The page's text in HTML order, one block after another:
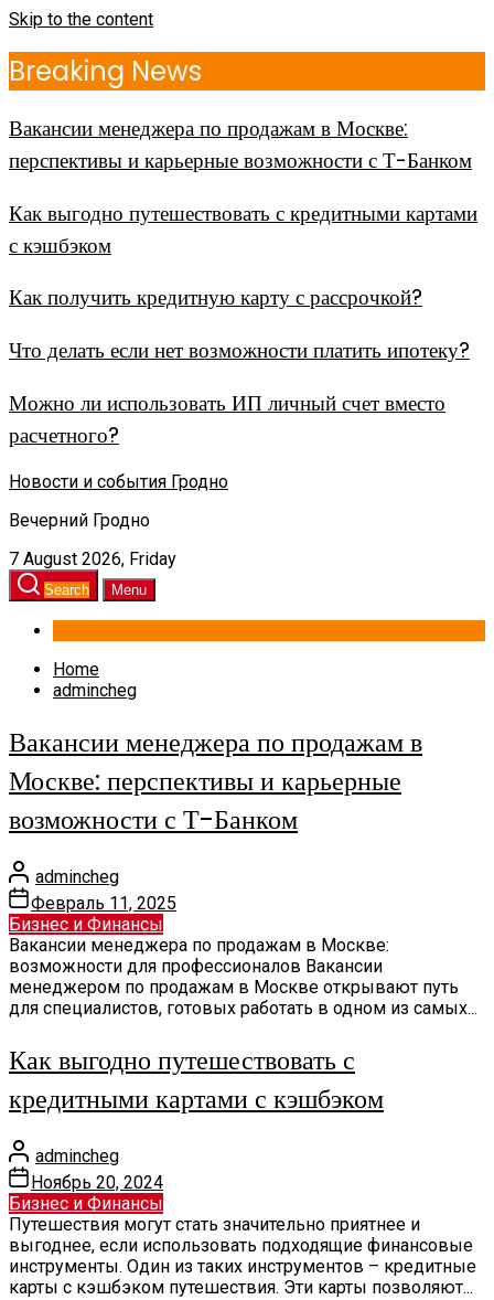
Skip to the content
Breaking News
Вакансии менеджера по продажам в Москве:
перспективы и карьерные возможности с Т-Банком
Как выгодно путешествовать с кредитными картами
с кэшбэком
Как получить кредитную карту с рассрочкой?
Что делать если нет возможности платить ипотеку?
Можно ли использовать ИП личный счет вместо
расчетного?
Новости и события Гродно
Вечерний Гродно
7 August 2026, Friday
Search Menu
Home
admincheg
Вакансии менеджера по продажам в
Москве: перспективы и карьерные
возможности с Т-Банком
admincheg
Февраль 11, 2025
Бизнес и Финансы
Вакансии менеджера по продажам в Москве:
возможности для профессионалов Вакансии
менеджером по продажам в Москве открывают путь
для специалистов, готовых работать в одном из самых...
Как выгодно путешествовать с
кредитными картами с кэшбэком
admincheg
Ноябрь 20, 2024
Бизнес и Финансы
Путешествия могут стать значительно приятнее и
выгоднее, если использовать подходящие финансовые
инструменты. Один из таких инструментов – кредитные
карты с кэшбэком путешествия. Эти карты позволяют...